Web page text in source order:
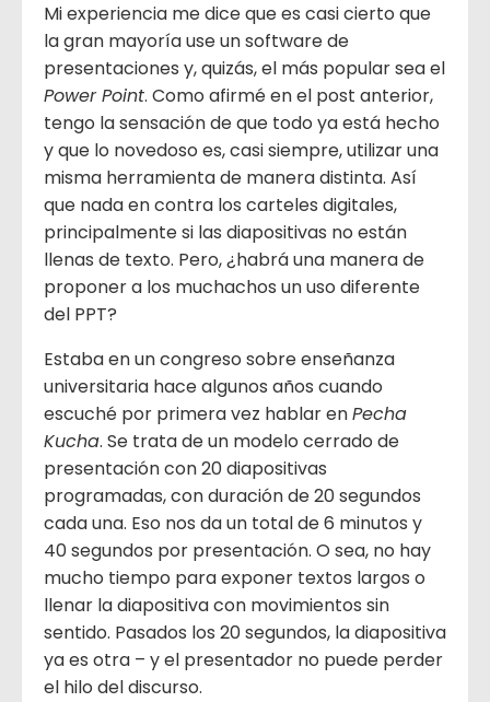
Mi experiencia me dice que es casi cierto que
la gran mayoría use un software de
presentaciones y, quizás, el más popular sea el
Power Point. Como afirmé en el post anterior,
tengo la sensación de que todo ya está hecho
y que lo novedoso es, casi siempre, utilizar una
misma herramienta de manera distinta. Así
que nada en contra los carteles digitales,
principalmente si las diapositivas no están
llenas de texto. Pero, ¿habrá una manera de
proponer a los muchachos un uso diferente
del PPT?
Estaba en un congreso sobre enseñanza
universitaria hace algunos años cuando
escuché por primera vez hablar enPecha
Kucha. Se trata de un modelo cerrado de
presentación con 20 diapositivas
programadas, con duración de 20 segundos
cada una. Eso nos da un total de 6 minutos y
40 segundos por presentación. O sea, no hay
mucho tiempo para exponer textos largos o
llenar la diapositiva con movimientos sin
sentido. Pasados los 20 segundos, la diapositiva
ya es otra – y el presentador no puede perder
el hilo del discurso.